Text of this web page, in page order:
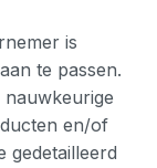
is
te passen.
en/of
gedetailleerd